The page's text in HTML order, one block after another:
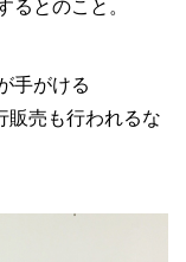
るとのこと。
手がける
販売も行われるな